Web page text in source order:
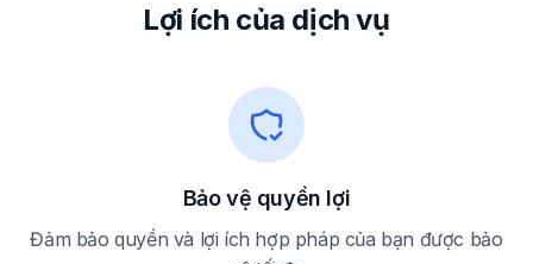
Lợi ích của dịch vụ
Bảo vệ quyền lợi
Đảm bảo quyền và lợi ích hợp pháp của bạn được bảo